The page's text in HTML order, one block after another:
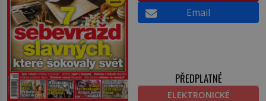
Email
PŘEDPLATNÉ
ELEKTRONICKÉ